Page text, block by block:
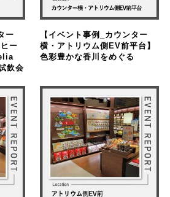
ー
ー
飲会
【イベント事例_カウンター
横・アトリウム側EV前平台】
色彩豊かな香川をめぐる